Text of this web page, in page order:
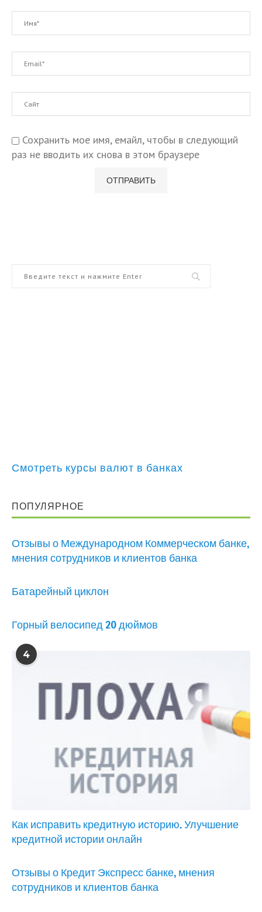
Сохранить мое имя, емайл, чтобы в следующий
раз не вводить их снова в этом браузере
Смотреть курсы валют в банках
ПОПУЛЯРНОЕ
Отзывы о Международном Коммерческом банке,
мнения сотрудников и клиентов банка
Батарейный циклон
Горный велосипед 20 дюймов
4
Как исправить кредитную историю. Улучшение
кредитной истории онлайн
Отзывы о Кредит Экспресс банке, мнения
сотрудников и клиентов банка